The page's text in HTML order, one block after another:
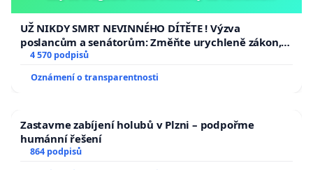
UŽ NIKDY SMRT NEVINNÉHO DÍTĚTE ! Výzva
poslancům a senátorům: Změňte urychleně zákon,
aby se tragédie malé Viktorky už nemohla opakovat!
4 570 podpisů
Oznámení o transparentnosti
Zastavme zabíjení holubů v Plzni – podpořme
humánní řešení
864 podpisů